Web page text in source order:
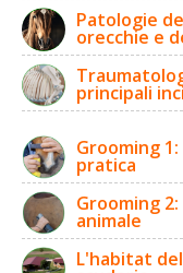
Patologie
orecchie e
principali
Grooming
pratica
Grooming
animale
L'habitat